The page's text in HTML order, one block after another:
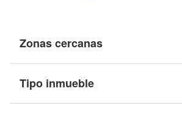
Zonas cercanas
Tipo inmueble